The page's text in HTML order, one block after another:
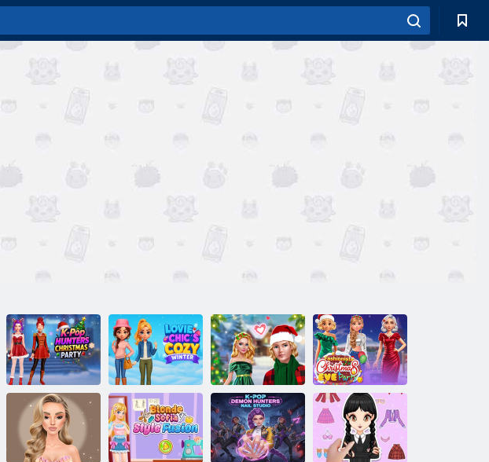
К-Поп
охотники:
Рождественская
вечеринка
Лави Шик:
Уютная зима
Элли и Бен в
канун
Рождества
Вечеринка
модниц в канун
Рождества